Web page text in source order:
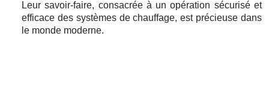
Leur savoir-faire, consacrée à un opération sécurisé et
efficace des systèmes de chauffage, est précieuse dans
le monde moderne.